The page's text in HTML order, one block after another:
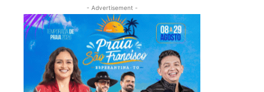
- Advertisement -